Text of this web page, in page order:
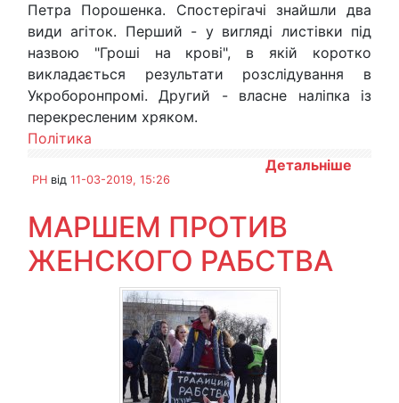
Петра Порошенка. Спостерігачі знайшли два
види агіток. Перший - у вигляді листівки під
назвою "Гроші на крові", в якій коротко
викладається результати розслідування в
Укроборонпромі. Другий - власне наліпка із
перекресленим хряком.
Політика
Детальніше
PH від 11-03-2019, 15:26
МАРШЕМ ПРОТИВ
ЖЕНСКОГО РАБСТВА